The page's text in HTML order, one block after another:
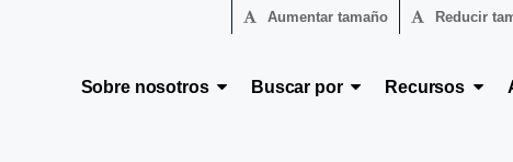
Aumentar tamaño Reducir
Sobre nosotros Buscar por Recursos